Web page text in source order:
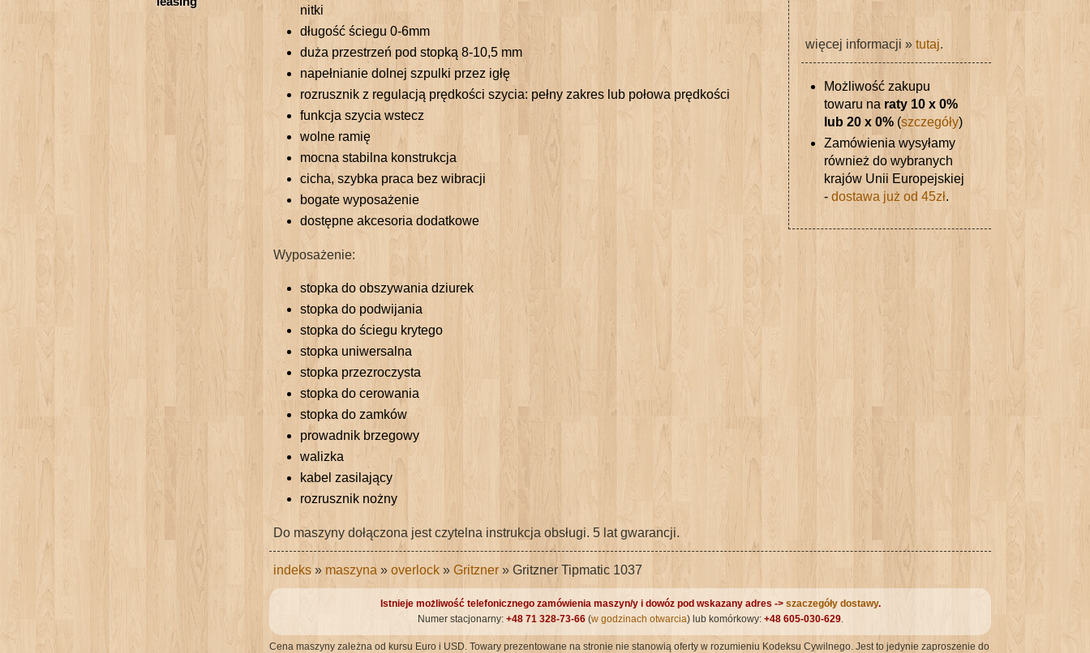
więcej informacji » tutaj.
Możliwość zakupu
towaru na raty 10 x 0%
lub 20 x 0% (szczegóły)
Zamówienia wysyłamy
również do wybranych
krajów Unii Europejskiej
- dostawa już od 45zł.
nitki
długość ściegu 0-6mm
duża przestrzeń pod stopką 8-10,5 mm
napełnianie dolnej szpulki przez igłę
rozrusznik z regulacją prędkości szycia: pełny zakres lub połowa prędkości
funkcja szycia wstecz
wolne ramię
mocna stabilna konstrukcja
cicha, szybka praca bez wibracji
bogate wyposażenie
dostępne akcesoria dodatkowe
Wyposażenie:
stopka do obszywania dziurek
stopka do podwijania
stopka do ściegu krytego
stopka uniwersalna
stopka przezroczysta
stopka do cerowania
stopka do zamków
prowadnik brzegowy
walizka
kabel zasilający
rozrusznik nożny
Do maszyny dołączona jest czytelna instrukcja obsługi. 5 lat gwarancji.
indeks » maszyna » overlock » Gritzner » Gritzner Tipmatic 1037
Istnieje możliwość telefonicznego zamówienia maszyn/y i dowóz pod wskazany adres -> szaczegóły dostawy.
Numer stacjonarny: +48 71 328-73-66(w godzinach otwarcia) lub komórkowy: +48 605-030-629.
Cena maszyny zależna od kursu Euro i USD. Towary prezentowane na stronie nie stanowią oferty w rozumieniu Kodeksu Cywilnego. Jest to jedynie zaproszenie do